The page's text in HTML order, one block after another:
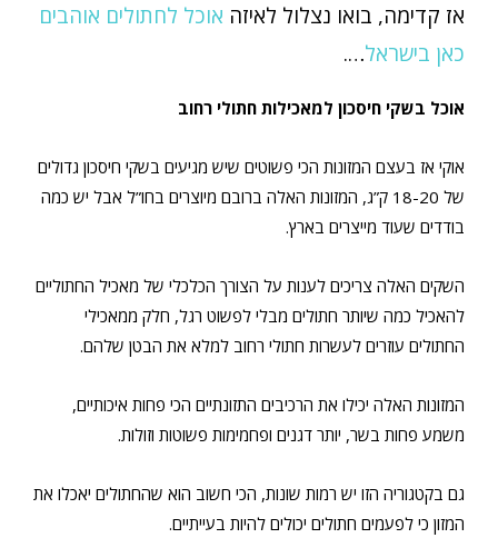
אז קדימה, בואו נצלול לאיזה אוכל לחתולים אוהבים
כאן בישראל….
אוכל בשקי חיסכון למאכילות חתולי רחוב
אוקי אז בעצם המזונות הכי פשוטים שיש מגיעים בשקי חיסכון גדולים
של 18-20 ק”ג, המזונות האלה ברובם מיוצרים בחו”ל אבל יש כמה
בודדים שעוד מייצרים בארץ.
השקים האלה צריכים לענות על הצורך הכלכלי של מאכיל החתוליים
להאכיל כמה שיותר חתולים מבלי לפשוט רגל, חלק ממאכילי
החתולים עוזרים לעשרות חתולי רחוב למלא את הבטן שלהם.
המזונות האלה יכילו את הרכיבים התזונתיים הכי פחות איכותיים,
משמע פחות בשר, יותר דגנים ופחמימות פשוטות וזולות.
גם בקטגוריה הזו יש רמות שונות, הכי חשוב הוא שהחתולים יאכלו את
המזון כי לפעמים חתולים יכולים להיות בעייתיים.